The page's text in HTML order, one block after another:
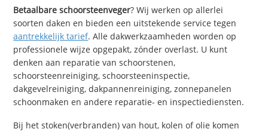
Betaalbare schoorsteenveger? Wij werken op allerlei
soorten daken en bieden een uitstekende service tegen
aantrekkelijk tarief. Alle dakwerkzaamheden worden op
professionele wijze opgepakt, zónder overlast. U kunt
denken aan reparatie van schoorstenen,
schoorsteenreiniging, schoorsteeninspectie,
dakgevelreiniging, dakpannenreiniging, zonnepanelen
schoonmaken en andere reparatie- en inspectiediensten.
Bij het stoken(verbranden) van hout, kolen of olie komen